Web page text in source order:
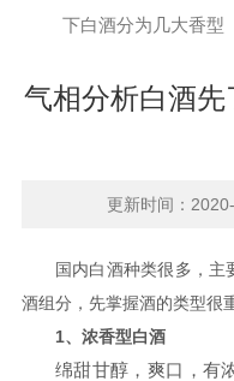
下白酒分为几大香型
气相分析白酒
更新时间：
国内白酒种类很多，主
酒组分，先掌握酒的类型很
1、浓香型白酒
绵甜甘醇，爽口，有